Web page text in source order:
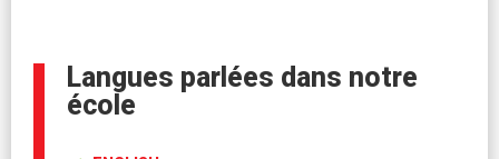
Langues parlées dans notre
école